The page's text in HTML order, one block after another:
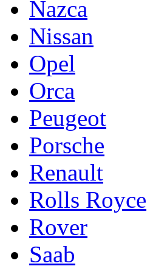
Nazca
Nissan
Opel
Orca
Peugeot
Porsche
Renault
Rolls Royce
Rover
Saab